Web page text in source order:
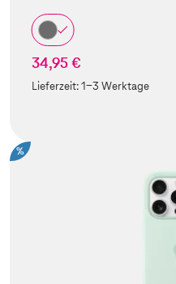
34,95 €
Lieferzeit:1-3 Werktage
%